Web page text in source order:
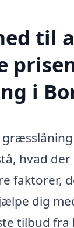
til
i
hvad
faktorer,
dig
tilbud fra